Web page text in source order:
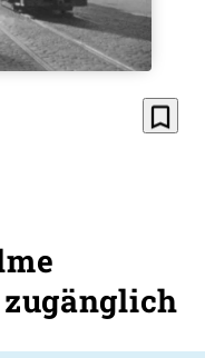
bookmark_border